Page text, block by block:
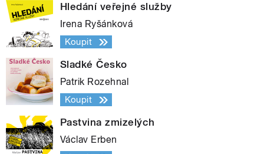
Hledání veřejné služby
Irena Ryšánková
Koupit
Sladké Česko
Patrik Rozehnal
Koupit
Pastvina zmizelých
Václav Erben